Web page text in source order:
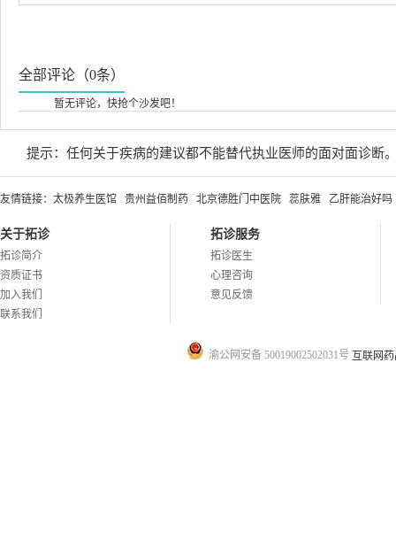
全部评论（0条）
暂无评论，快抢个沙发吧！
提示：任何关于疾病的建议都不能替代执业医师的面对面诊断
友情链接： 太极养生医馆 贵州益佰制药 北京德胜门中医院 蕊肤雅 乙肝能治好吗
关于拓诊
拓诊简介
资质证书
加入我们
联系我们
拓诊服务
拓诊医生
心理咨询
意见反馈
渝公网安备 50019002502031号 互联网